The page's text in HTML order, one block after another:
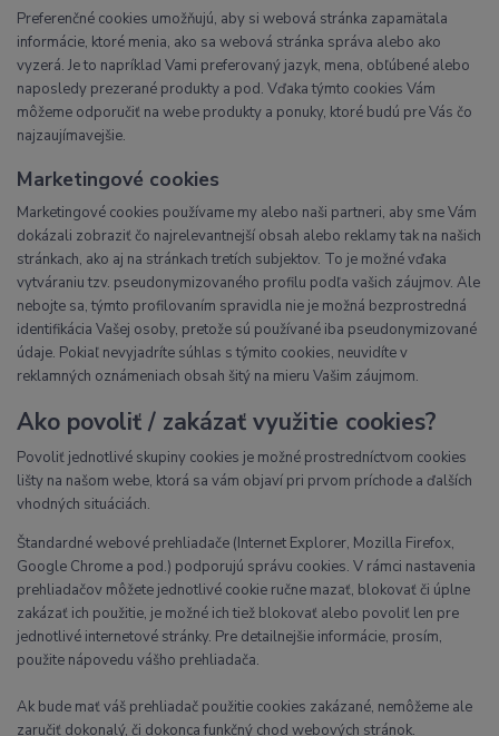
Preferenčné cookies umožňujú, aby si webová stránka zapamätala
informácie, ktoré menia, ako sa webová stránka správa alebo ako
vyzerá. Je to napríklad Vami preferovaný jazyk, mena, obľúbené alebo
naposledy prezerané produkty a pod. Vďaka týmto cookies Vám
môžeme odporučiť na webe produkty a ponuky, ktoré budú pre Vás čo
najzaujímavejšie.
Marketingové cookies
Marketingové cookies používame my alebo naši partneri, aby sme Vám
dokázali zobraziť čo najrelevantnejší obsah alebo reklamy tak na našich
stránkach, ako aj na stránkach tretích subjektov. To je možné vďaka
vytváraniu tzv. pseudonymizovaného profilu podľa vašich záujmov. Ale
nebojte sa, týmto profilovaním spravidla nie je možná bezprostredná
identifikácia Vašej osoby, pretože sú používané iba pseudonymizované
údaje. Pokiaľ nevyjadríte súhlas s týmito cookies, neuvidíte v
reklamných oznámeniach obsah šitý na mieru Vašim záujmom.
Ako povoliť / zakázať využitie cookies?
Povoliť jednotlivé skupiny cookies je možné prostredníctvom cookies
lišty na našom webe, ktorá sa vám objaví pri prvom príchode a ďalších
vhodných situáciách.
Štandardné webové prehliadače (Internet Explorer, Mozilla Firefox,
Google Chrome a pod.) podporujú správu cookies. V rámci nastavenia
prehliadačov môžete jednotlivé cookie ručne mazať, blokovať či úplne
zakázať ich použitie, je možné ich tiež blokovať alebo povoliť len pre
jednotlivé internetové stránky. Pre detailnejšie informácie, prosím,
použite nápovedu vášho prehliadača.
Ak bude mať váš prehliadač použitie cookies zakázané, nemôžeme ale
zaručiť dokonalý, či dokonca funkčný chod webových stránok.